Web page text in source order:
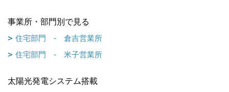
事業所・部門別で見る
住宅部門 - 倉吉営業所
住宅部門 - 米子営業所
太陽光発電システム搭載